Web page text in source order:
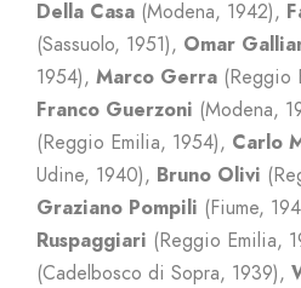
Della Casa (Modena, 1942),
(Sassuolo, 1951), Omar
1954), Marco Gerra (Reggio
Franco Guerzoni (Modena,
(Reggio Emilia, 1954), Carlo
Udine, 1940), Bruno Olivi
Graziano Pompili (Fiume,
Ruspaggiari (Reggio Emilia,
(Cadelbosco di Sopra, 1939),